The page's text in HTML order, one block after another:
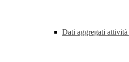
Dati aggregati